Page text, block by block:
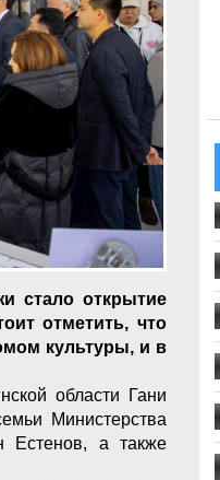
стало открытие
отметить, что
культуры, и в
области Гани
Министерства
Естенов, а также